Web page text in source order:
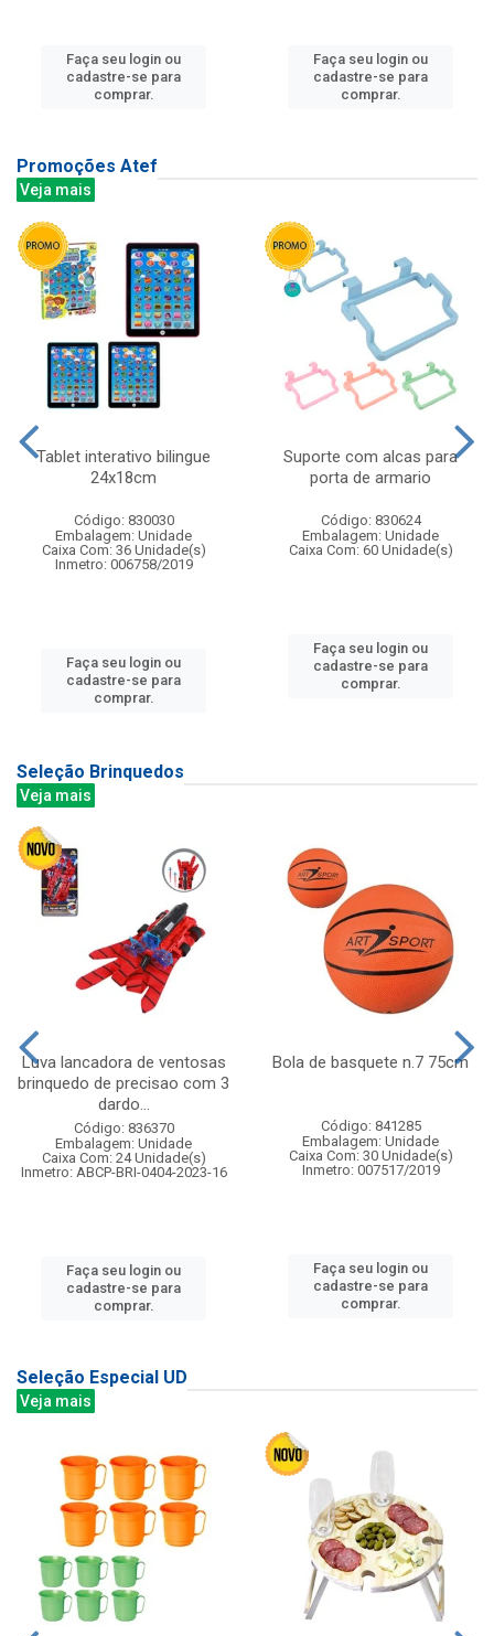
Faça seu login ou
cadastre-se para
comprar.
Faça seu login ou
cadastre-se para
comprar.
Promoções Atef
Veja mais
Tablet interativo bilingue
24x18cm
Código: 830030
Embalagem: Unidade
Caixa Com: 36 Unidade(s)
Inmetro: 006758/2019
Faça seu login ou
cadastre-se para
comprar.
Suporte com alcas para
porta de armario
Código: 830624
Embalagem: Unidade
Caixa Com: 60 Unidade(s)
Faça seu login ou
cadastre-se para
comprar.
Seleção Brinquedos
Veja mais
Luva lancadora de ventosas
brinquedo de precisao com 3
dardo...
Código: 836370
Embalagem: Unidade
Caixa Com: 24 Unidade(s)
Inmetro: ABCP-BRI-0404-2023-16
Faça seu login ou
cadastre-se para
comprar.
Bola de basquete n.7 75cm
Código: 841285
Embalagem: Unidade
Caixa Com: 30 Unidade(s)
Inmetro: 007517/2019
Faça seu login ou
cadastre-se para
comprar.
Seleção Especial UD
Veja mais